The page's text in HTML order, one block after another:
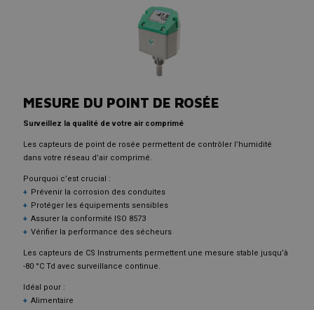
MESURE DU POINT DE ROSÉE
Surveillez la qualité de votre air comprimé
Les capteurs de point de rosée permettent de contrôler l’humidité
dans votre réseau d’air comprimé.
Pourquoi c’est crucial :
Prévenir la corrosion des conduites
Protéger les équipements sensibles
Assurer la conformité ISO 8573
Vérifier la performance des sécheurs
Les capteurs de CS Instruments permettent une mesure stable jusqu’à
-80 °C Td avec surveillance continue.
Idéal pour :
Alimentaire